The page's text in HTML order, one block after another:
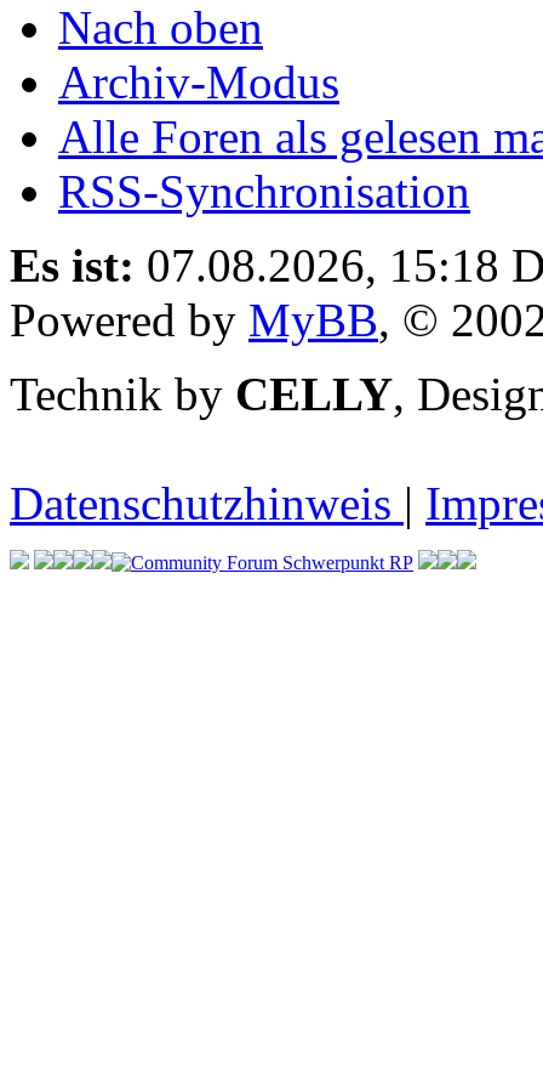
Nach oben
Archiv-Modus
Alle Foren als gelesen
RSS-Synchronisation
Es ist: 07.08.2026, 15:18
Powered by MyBB, ©
Technik by CELLY,
Datenschutzhinweis |